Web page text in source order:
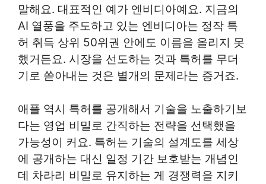
말해요. 대표적인 예가 엔비디아예요. 지금의
AI 열풍을 주도하고 있는 엔비디아는 정작 특
허 취득 상위 50위권 안에도 이름을 올리지 못
했거든요. 시장을 선도하는 것과 특허를 무더
기로 쏟아내는 것은 별개의 문제라는 증거죠.
애플 역시 특허를 공개해서 기술을 노출하기보
다는 영업 비밀로 간직하는 전략을 선택했을
가능성이 커요. 특허는 기술의 설계도를 세상
에 공개하는 대신 일정 기간 보호받는 개념인
데 차라리 비밀로 유지하는 게 경쟁력을 지키